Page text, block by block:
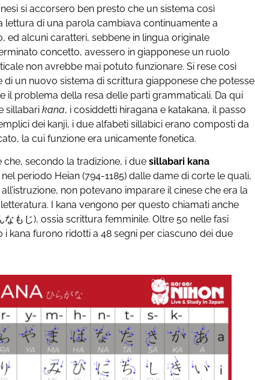
si accorsero ben presto che un sistema così
lettura di una parola cambiava continuamente a
ed alcuni caratteri, sebbene in lingua originale
concetto, avessero in giapponese un ruolo
non avrebbe mai potuto funzionare. Si rese così
di un nuovo sistema di scrittura giapponese che potesse
il problema della resa delle parti grammaticali. Da qui
sillabarikana, i cosiddetti hiragana e katakana, il passo
dei kanji, i due alfabeti sillabici erano composti da
la cui funzione era unicamente fonetica.
che, secondo la tradizione, i duesillabari kana
periodo Heian (794-1185) dalle dame di corte le quali,
non potevano imparare il cinese che era la
I kana vengono per questo chiamati anche
なもじ), ossia scrittura femminile. Oltre 50 nelle fasi
i kana furono ridotti a 48 segni per ciascuno dei due